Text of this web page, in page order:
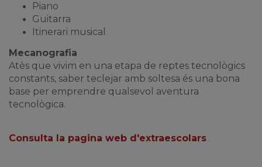
Piano
Guitarra
Itinerari musical
Mecanografia
Atès que vivim en una etapa de reptes tecnològics
constants, saber teclejar amb soltesa és una bona
base per emprendre qualsevol aventura
tecnològica.
Consulta la pagina web d'extraescolars